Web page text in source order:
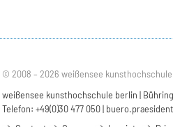
© 2008 – 2026 weißensee
weißensee kunsthochschule berlin |
Telefon: +49(0)30 477 050 |